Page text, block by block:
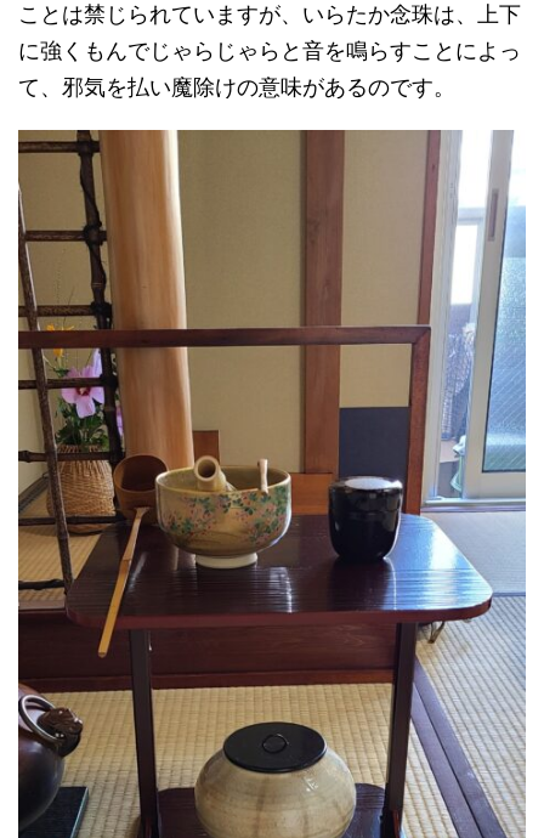
ことは禁じられていますが、いらたか念珠は、上下
に強くもんでじゃらじゃらと音を鳴らすことによっ
て、邪気を払い魔除けの意味があるのです。